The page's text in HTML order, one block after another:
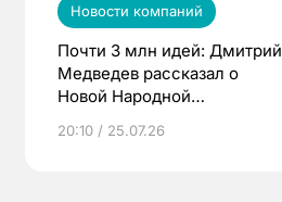
Новости компаний
Почти 3 млн идей: Дмитрий
Медведев рассказал о
Новой Народной
20:10 / 25.07.26